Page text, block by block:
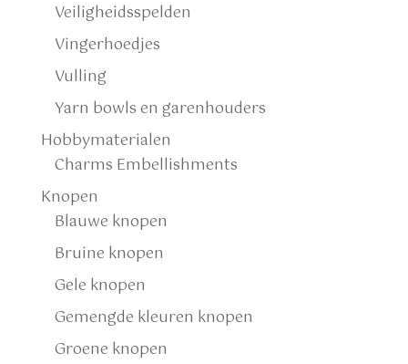
Veiligheidsspelden
Vingerhoedjes
Vulling
Yarn bowls en garenhouders
Hobbymaterialen
Charms Embellishments
Knopen
Blauwe knopen
Bruine knopen
Gele knopen
Gemengde kleuren knopen
Groene knopen